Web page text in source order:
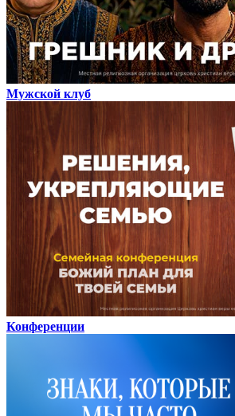
Мужской клуб
Конференции